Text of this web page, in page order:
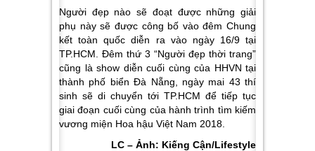
Người đẹp nào sẽ đoạt được những giải
phụ này sẽ được công bố vào đêm Chung
kết toàn quốc diễn ra vào ngày 16/9 tại
TP.HCM. Đêm thứ 3 “Người đẹp thời trang”
cũng là show diễn cuối cùng của HHVN tại
thành phố biển Đà Nẵng, ngày mai 43 thí
sinh sẽ di chuyển tới TP.HCM để tiếp tục
giai đoạn cuối cùng của hành trình tìm kiếm
vương miện Hoa hậu Việt Nam 2018.
LC – Ảnh: Kiếng Cận/Lifestyle